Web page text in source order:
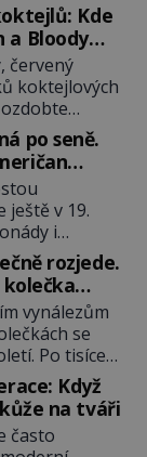
Kde
a Bloody
červený
koktejlových
a tadá…
to má být
pozor, ať
rye
Co
bude stále
po seně.
ještě v 19.
i
žita nebo
dobře,
rozmáčejí a
příchuť.
k nápadu,
po celém
rozjede.
kolečka
vynálezům
se
Po tisíce
v
je nakládají
jediný
kolečka.
Když
na tváři
často